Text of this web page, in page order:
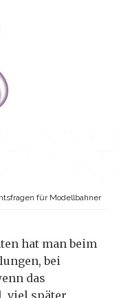
für Modellbahner
hat man beim
bei
das
viel später